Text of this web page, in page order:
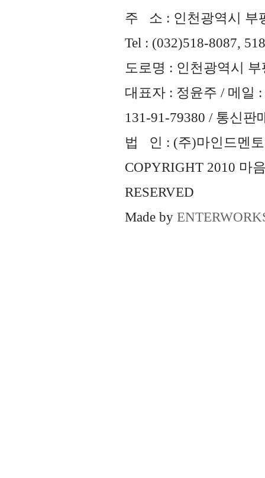
주 소 : 인천광역시 부
Tel : (032)518-8087,
도로명 : 인천광역시
대표자 : 정윤주 / 메일 :
131-91-79380 / 통신판
법 인 : (주)마인드멘토
COPYRIGHT 2010 마
RESERVED
Made by